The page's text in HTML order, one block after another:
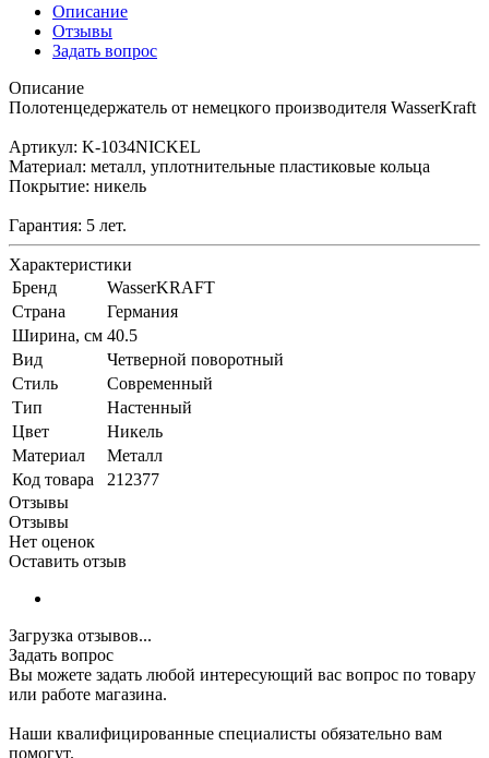
Описание
Отзывы
Задать вопрос
Описание
Полотенцедержатель от немецкого производителя WasserKraft
Артикул: K-1034NICKEL
Материал: металл, уплотнительные пластиковые кольца
Покрытие: никель
Гарантия: 5 лет.
Характеристики
Бренд
WasserKRAFT
Страна
Германия
Ширина, см 40.5
Вид
Четверной поворотный
Стиль
Современный
Тип
Настенный
Цвет
Никель
Материал
Металл
Код товара
212377
Отзывы
Отзывы
Нет оценок
Оставить отзыв
Загрузка отзывов...
Задать вопрос
Вы можете задать любой интересующий вас вопрос по товару
или работе магазина.
Наши квалифицированные специалисты обязательно вам
помогут.